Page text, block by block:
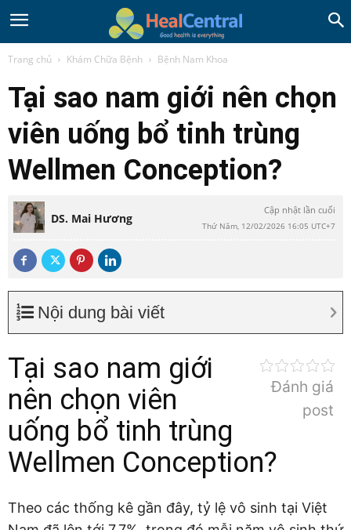
Trang chủ Khám Chữa Bệnh Bệnh Nam Khoa
Tại sao nam giới nên chọn
viên uống bổ tinh trùng
Wellmen Conception?
DS. Mai Hương
Cập nhật lần cuối
Thứ Năm, 12/02/2026 16:05 UTC+7
Nội dung bài viết
Đánh giá
post
Tại sao nam giới
nên chọn viên
uống bổ tinh trùng
Wellmen Conception?
Theo các thống kê gần đây, tỷ lệ vô sinh tại Việt